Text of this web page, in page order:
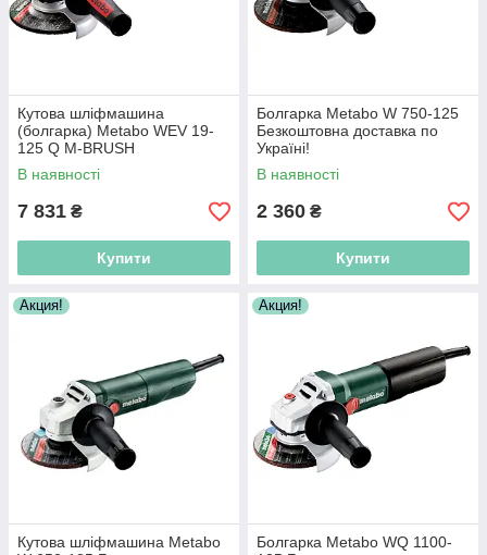
Кутова шліфмашина
(болгарка) Metabo WEV 19-
125 Q M-BRUSH
Безкоштовна доставка по
Україні!
В наявності
7 831 ₴
Купити
Болгарка Metabo W 750-125
Безкоштовна доставка по
Україні!
В наявності
2 360 ₴
Купити
Акция!
Кутова шліфмашина Metabo
Акция!
Болгарка Metabo WQ 1100-